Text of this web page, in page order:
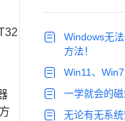
Windows无
方法！
Win11、
一学就会的磁
无论有无系